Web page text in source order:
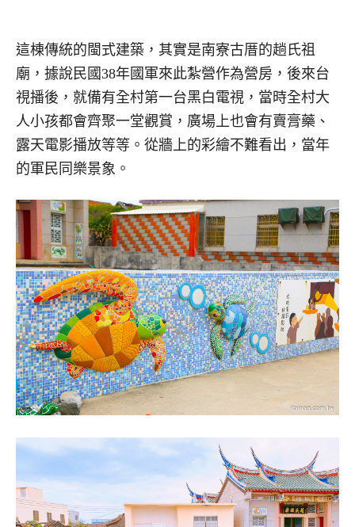
這棟傳統的閩式建築，其實是南寮古厝的趟氏祖
廟，據說民國38年國軍來此紮營作為營房，後來台
視播後，就備有全村第一台黑白電視，當時全村大
人小孩都會齊聚一堂觀賞，廣場上也會有賣膏藥、
露天電影播放等等。從牆上的彩繪不難看出，當年
的軍民同樂景象。